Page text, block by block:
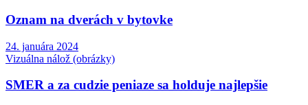
Oznam na dverách v bytovke
24. januára 2024
Vizuálna nálož (obrázky)
SMER a za cudzie peniaze sa holduje najlepšie